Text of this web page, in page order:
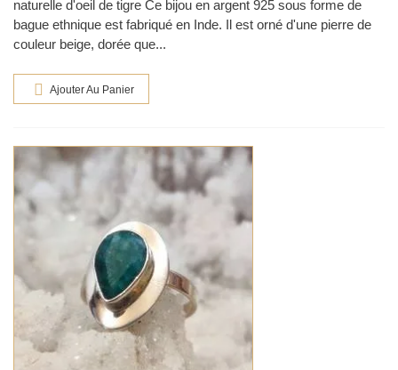
naturelle d'oeil de tigre Ce bijou en argent 925 sous forme de
bague ethnique est fabriqué en Inde. Il est orné d'une pierre de
couleur beige, dorée que...
Ajouter Au Panier